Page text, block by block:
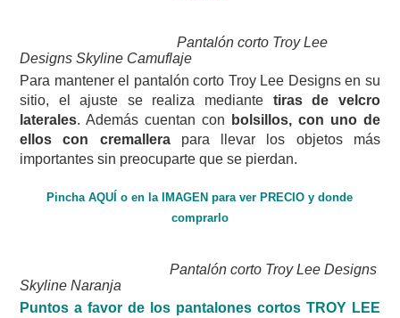
Pantalón corto Troy Lee
Designs Skyline Camuflaje
Para mantener el pantalón corto Troy Lee Designs en su
sitio, el ajuste se realiza mediante tiras de velcro
laterales. Además cuentan con
bolsillos, con uno de
ellos con cremallerapara llevar los objetos más
importantes sin preocuparte que se pierdan.
Pincha AQUÍ o en la IMAGEN para ver PRECIO y donde
comprarlo
Pantalón corto Troy Lee Designs
Skyline Naranja
Puntos a favor de los pantalones cortos TROY LEE